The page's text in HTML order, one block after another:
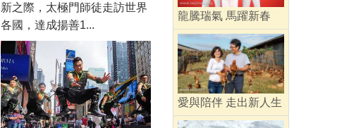
新之際，太極門師徒走訪世界
各國，達成揚善1...
龍騰瑞氣 馬躍新春
愛與陪伴 走出新人生